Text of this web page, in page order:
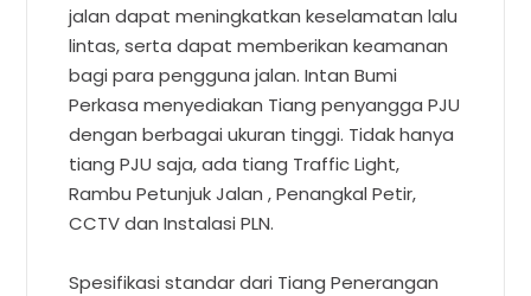
jalan dapat meningkatkan keselamatan lalu
lintas, serta dapat memberikan keamanan
bagi para pengguna jalan. Intan Bumi
Perkasa menyediakan Tiang penyangga PJU
dengan berbagai ukuran tinggi. Tidak hanya
tiang PJU saja, ada tiang Traffic Light,
Rambu Petunjuk Jalan , Penangkal Petir,
CCTV dan Instalasi PLN.
Spesifikasi standar dari Tiang Penerangan